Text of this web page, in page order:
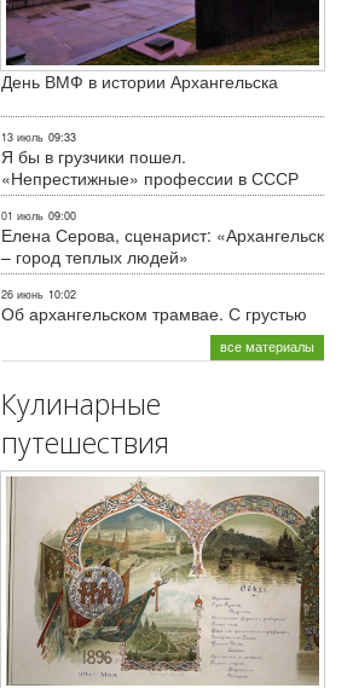
День ВМФ в истории Архангельска
13 июль 09:33
Я бы в грузчики пошел.
«Непрестижные» профессии в СССР
01 июль 09:00
Елена Серова, сценарист: «Архангельск
– город теплых людей»
26 июнь 10:02
Об архангельском трамвае. С грустью
все материалы
Кулинарные
путешествия